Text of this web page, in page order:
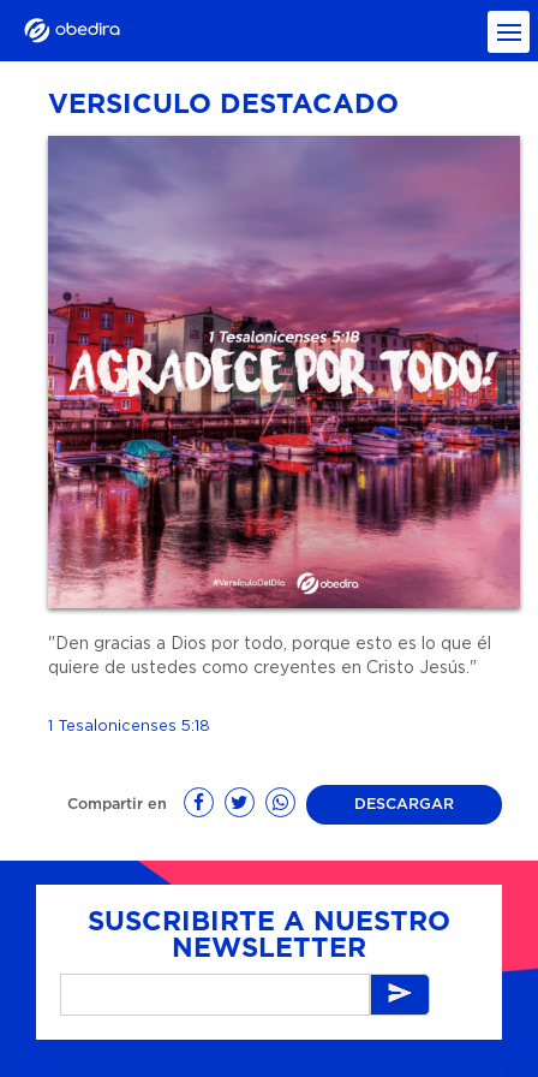
VERSICULO DESTACADO
"Den gracias a Dios por todo, porque esto es lo que él
quiere de ustedes como creyentes en Cristo Jesús."
1 Tesalonicenses 5:18
Compartir en DESCARGAR
SUSCRIBIRTE A NUESTRO
NEWSLETTER